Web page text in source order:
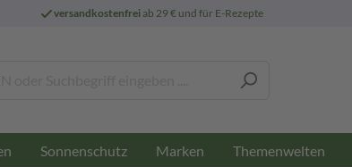
versandkostenfreiab 29 € und für E-Rezepte
Sonnenschutz Marken Themenwelten